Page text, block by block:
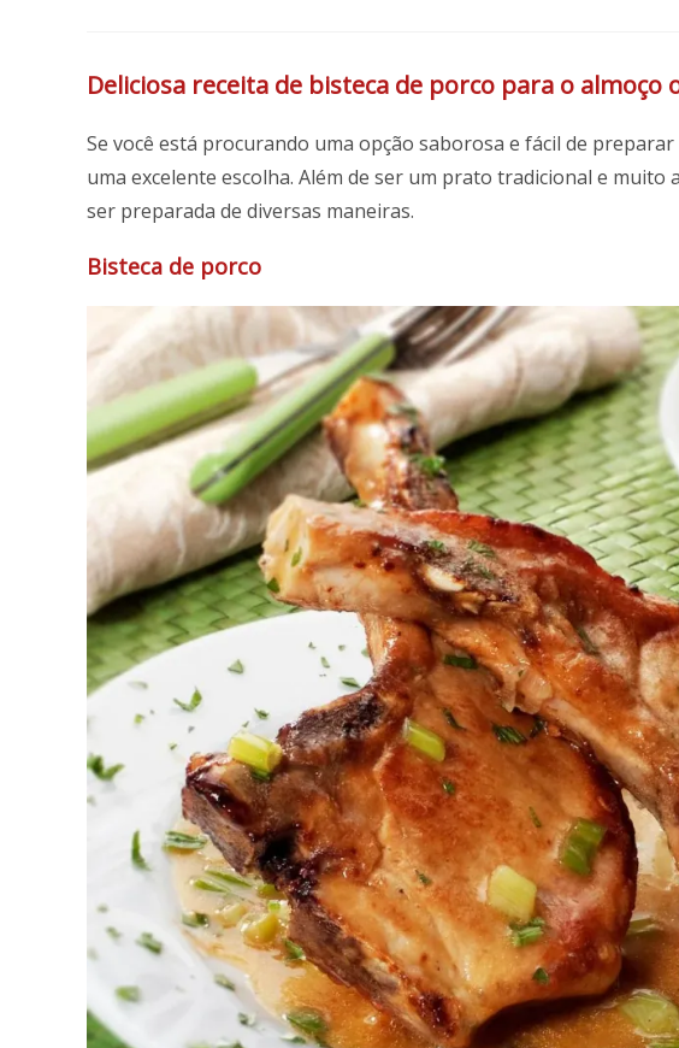
Deliciosa receita de bisteca de porco para o almoço
Se você está procurando uma opção saborosa e fácil de
uma excelente escolha. Além de ser um prato tradicional e muito
ser preparada de diversas maneiras.
Bisteca de porco